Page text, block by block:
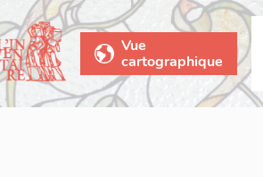
Vue
cartographique